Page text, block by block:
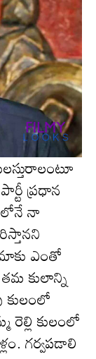
ప్రధాన
నా
ఎంతో
కులాన్ని
కులంలో
రెల్లి కులంలో
గ‌ర్వ‌ప‌డాలి